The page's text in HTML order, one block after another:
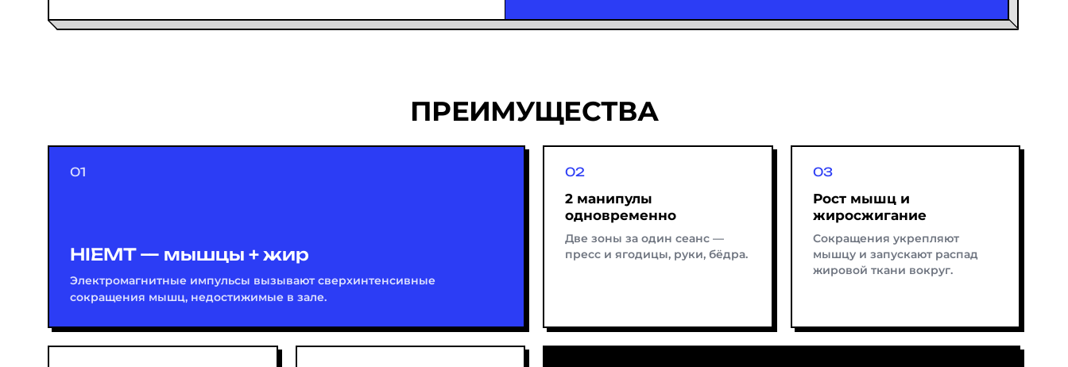
ПРЕИМУЩЕСТВА
HIEMT — мышцы + жир
Электромагнитные импульсы вызывают сверхинтенсивные
сокращения мышц, недостижимые в зале.
2 манипулы
одновременно
Две зоны за один сеанс —
пресс и ягодицы, руки, бёдра.
Рост мышц и
жиросжигание
Сокращения укрепляют
мышцу и запускают распад
жировой ткани вокруг.